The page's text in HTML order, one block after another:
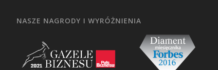
NASZE NAGRODY I WYRÓŻNIENIA